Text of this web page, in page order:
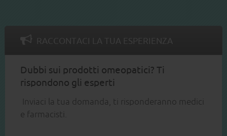
RACCONTACI LA TUA ESPERIENZA
Dubbi sui prodotti omeopatici? Ti
rispondono gli esperti
Inviaci la tua domanda, ti risponderanno medici
e farmacisti.